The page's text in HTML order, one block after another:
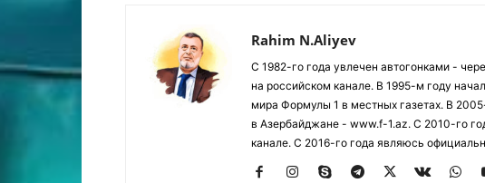
Rahim N.Aliyev
С 1982-го года увлечен автогонками -
на российском канале. В 1995-м году
мира Формулы 1 в местных газетах. В
в Азербайджане - www.f-1.az. С 2010-го
канале. С 2016-го года являюсь